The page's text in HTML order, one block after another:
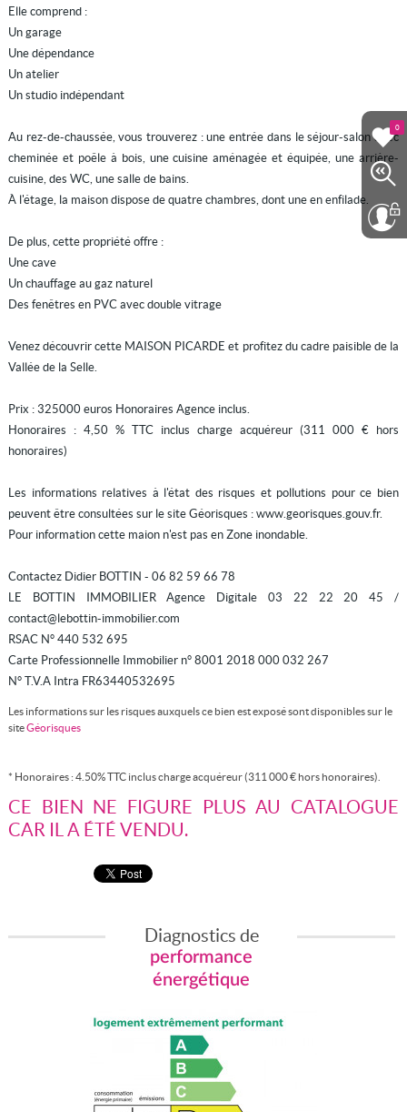
0
Elle comprend :
Un garage
Une dépendance
Un atelier
Un studio indépendant
Au rez-de-chaussée, vous trouverez : une entrée dans le séjour-salon avec
cheminée et poêle à bois, une cuisine aménagée et équipée, une arrière-
cuisine, des WC, une salle de bains.
À l'étage, la maison dispose de quatre chambres, dont une en enfilade.
De plus, cette propriété offre :
Une cave
Un chauffage au gaz naturel
Des fenêtres en PVC avec double vitrage
Venez découvrir cette MAISON PICARDE et profitez du cadre paisible de la
Vallée de la Selle.
Prix : 325000 euros Honoraires Agence inclus.
Honoraires : 4,50 % TTC inclus charge acquéreur (311 000 € hors
honoraires)
Les informations relatives à l'état des risques et pollutions pour ce bien
peuvent être consultées sur le site Géorisques : www.georisques.gouv.fr.
Pour information cette maion n'est pas en Zone inondable.
Contactez Didier BOTTIN - 06 82 59 66 78
LE BOTTIN IMMOBILIER Agence Digitale 03 22 22 20 45 /
contact@lebottin-immobilier.com
RSAC N° 440 532 695
Carte Professionnelle Immobilier n° 8001 2018 000 032 267
N° T.V.A Intra FR63440532695
Les informations sur les risques auxquels ce bien est exposé sont disponibles sur le
siteGéorisques
* Honoraires : 4.50% TTC inclus charge acquéreur (311 000 € hors honoraires).
CE BIEN NE FIGURE PLUS AU CATALOGUE
CAR IL A ÉTÉ VENDU.
Diagnostics de
performance
énergétique